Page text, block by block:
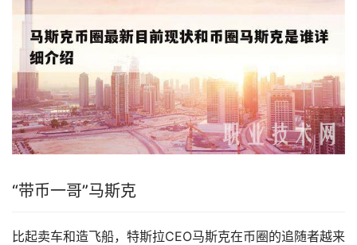
“带币一哥”马斯克
比起卖车和造飞船，特斯拉CEO马斯克在币圈的追随者越来